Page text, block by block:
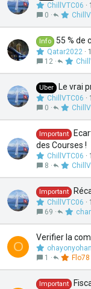
ChillVTC06
0
Info 55 % de
Qatar2022
12
Uber Le vrai
ChillVTC06
0
Important
des Courses !
ChillVTC06
8
Important
ChillVTC06
69
O
Verifier la
1
Flo78
Important